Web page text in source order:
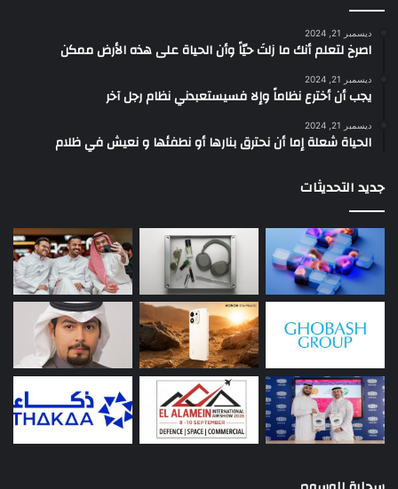
ديسمبر 21, 2024
‫اصرخ لتعلم أنك ما زلتَ حيّاً وأن الحياة على هذه الأرض ممكن
ديسمبر 21, 2024
يجب أن أخترع نظاماً وإلا فسيستعبدني نظام رجل آخر
ديسمبر 21, 2024
الحياة شعلة إما أن نحترق بنارها أو نطفئها و نعيش في ظلام
جديد التحديثات